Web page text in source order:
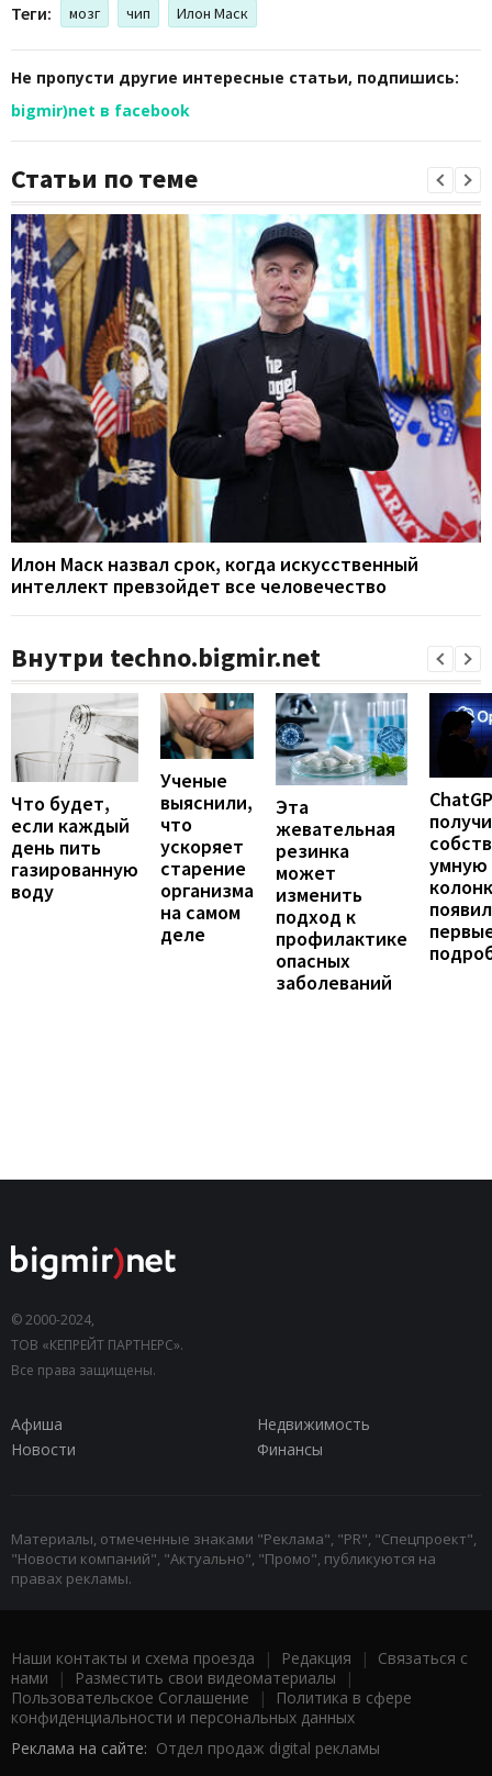
Теги: мозг чип Илон Маск
Не пропусти другие интересные статьи, подпишись:
bigmir)net в facebook
Статьи по теме
Илон Маск назвал срок, когда искусственный
интеллект превзойдет все человечество
Внутри techno.bigmir.net
Что будет,
если каждый
день пить
газированную
воду
Ученые
выяснили,
что
ускоряет
старение
организма
на самом
деле
Эта
жевательная
резинка
может
изменить
подход к
профилактике
опасных
заболеваний
умную
© 2000-2024,
ТОВ «КЕПРЕЙТ ПАРТНЕРС».
Все права защищены.
Афиша
Недвижимость
Новости
Финансы
Материалы, отмеченные знаками "Реклама", "PR", "Спецпроект",
"Новости компаний", "Актуально", "Промо", публикуются на
правах рекламы.
Наши контакты и схема проезда | Редакция | Связаться с
нами | Разместить свои видеоматериалы |
Пользовательское Соглашение |
Политика в сфере
конфиденциальности и персональных данных
Реклама на сайте: Отдел продаж digital рекламы